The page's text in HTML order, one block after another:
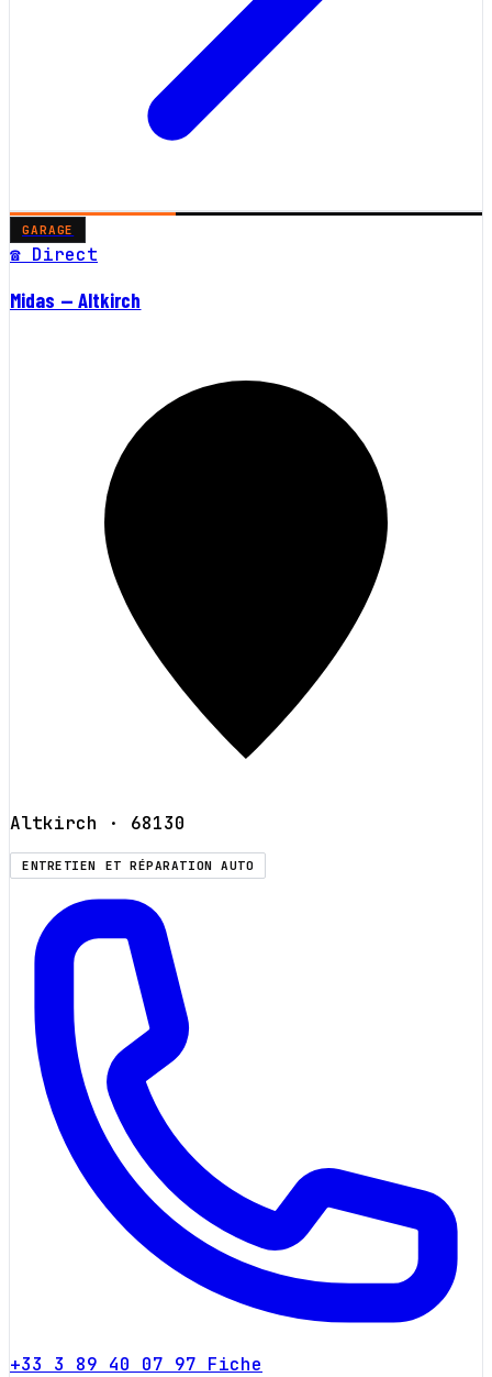
GARAGE
☎ Direct
Midas — Altkirch
Altkirch · 68130
ENTRETIEN ET RÉPARATION AUTO
+33 3 89 40 07 97 Fiche